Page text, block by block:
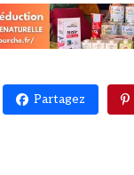
Partagez